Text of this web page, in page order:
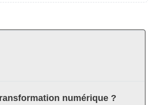
numérique ?